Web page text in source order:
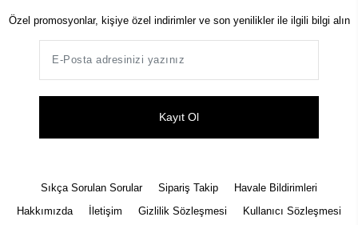
Özel promosyonlar, kişiye özel indirimler ve son yenilikler ile ilgili bilgi alın
Kayıt Ol
Sıkça Sorulan Sorular Sipariş Takip
Havale Bildirimleri
Hakkımızda
İletişim Gizlilik Sözleşmesi Kullanıcı Sözleşmesi